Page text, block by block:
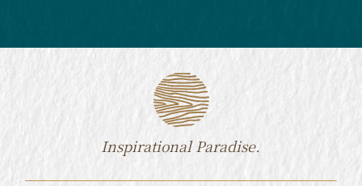
Inspirational Paradise.